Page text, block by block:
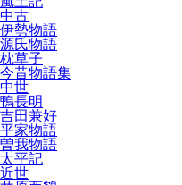
中古
伊勢物語
源氏物語
枕草子
今昔物語集
中世
鴨長明
吉田兼好
平家物語
曽我物語
太平記
近世